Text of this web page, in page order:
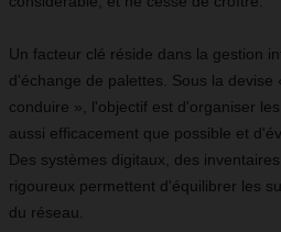
Un facteur clé réside dans la gestion
d'échange de palettes. Sous la devise
conduire », l'objectif est d'organiser
aussi efficacement que possible et
Des systèmes digitaux, des
rigoureux permettent d'équilibrer les
du réseau.